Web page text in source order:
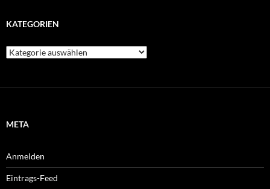
KATEGORIEN
Kategorien
META
Anmelden
Eintrags-Feed